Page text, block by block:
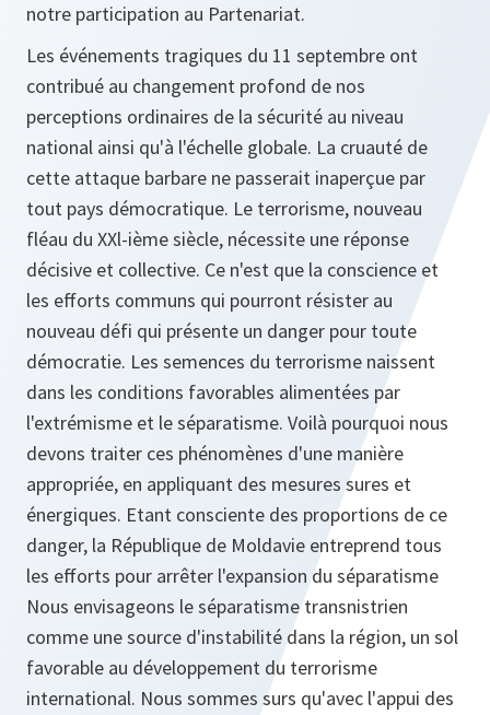
notre participation au Partenariat.
Les événements tragiques du 11 septembre ont
contribué au changement profond de nos
perceptions ordinaires de la sécurité au niveau
national ainsi qu'à l'échelle globale. La cruauté de
cette attaque barbare ne passerait inaperçue par
tout pays démocratique. Le terrorisme, nouveau
fléau du XXl-ième siècle, nécessite une réponse
décisive et collective. Ce n'est que la conscience et
les efforts communs qui pourront résister au
nouveau défi qui présente un danger pour toute
démocratie. Les semences du terrorisme naissent
dans les conditions favorables alimentées par
l'extrémisme et le séparatisme. Voilà pourquoi nous
devons traiter ces phénomènes d'une manière
appropriée, en appliquant des mesures sures et
énergiques. Etant consciente des proportions de ce
danger, la République de Moldavie entreprend tous
les efforts pour arrêter l'expansion du séparatisme
Nous envisageons le séparatisme transnistrien
comme une source d'instabilité dans la région, un sol
favorable au développement du terrorisme
international. Nous sommes surs qu'avec l'appui des